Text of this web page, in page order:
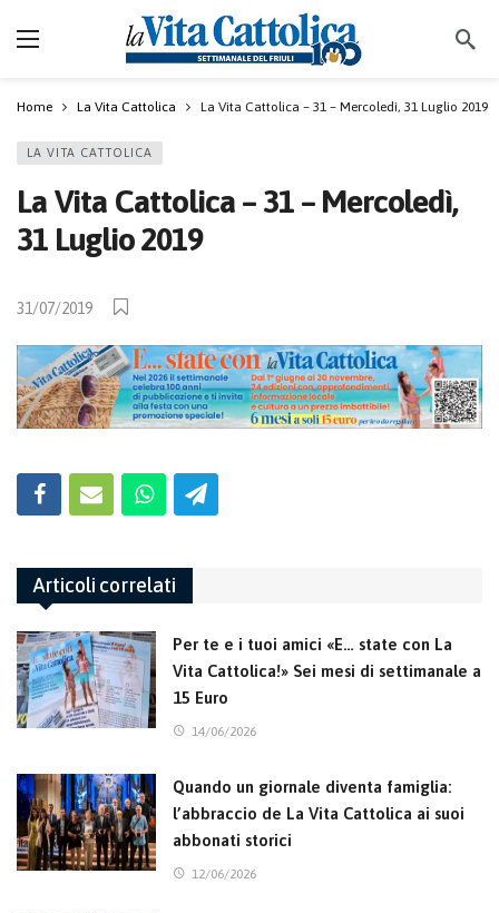
Home La Vita Cattolica La Vita Cattolica – 31 – Mercoledì, 31 Luglio 2019
LA VITA CATTOLICA
La Vita Cattolica – 31 – Mercoledì,
31 Luglio 2019
31/07/2019
Articoli correlati
Per te e i tuoi amici «E… state con La
Vita Cattolica!» Sei mesi di settimanale a
15 Euro
14/06/2026
Quando un giornale diventa famiglia:
l’abbraccio de La Vita Cattolica ai suoi
abbonati storici
12/06/2026